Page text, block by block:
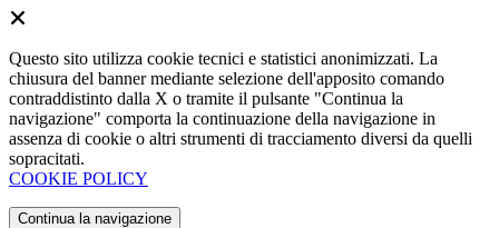
Questo sito utilizza cookie tecnici e statistici anonimizzati. La
chiusura del banner mediante selezione dell'apposito comando
contraddistinto dalla X o tramite il pulsante "Continua la
navigazione" comporta la continuazione della navigazione in
assenza di cookie o altri strumenti di tracciamento diversi da quelli
sopracitati.
COOKIE POLICY
Continua la navigazione